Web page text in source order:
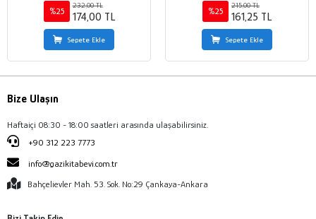
%25
232,00 TL
174,00 TL
Sepete Ekle
%25
215,00 TL
161,25 TL
Sepete Ekle
Bize Ulaşın
Haftaiçi 08:30 - 18:00 saatleri arasında ulaşabilirsiniz.
+90 312 223 7773
info@gazikitabevi.com.tr
Bahçelievler Mah. 53. Sok. No:29 Çankaya-Ankara